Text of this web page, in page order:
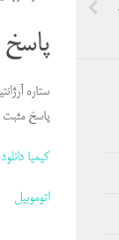
ستاره
پاسخ مثبت
کیمیا دانلود
اتوموبیل